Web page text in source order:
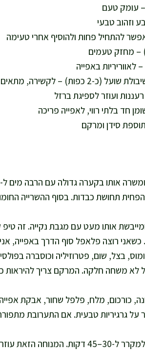
סידן ומרקם
תחושת כבדות. בסוף ההשרייה
אותו מעט עם מגבת נקייה. זה
רוצה פלאפל סוף הדרך באפייה,
בצל, שום, פטרוזיליה וכוסברה
לא משחה חלקה. המרקם צריך להיראות
כורכום, מלח, פלפל שחור, אבקת
אני מעבירה לקערה ומכניסה למקרר ל-